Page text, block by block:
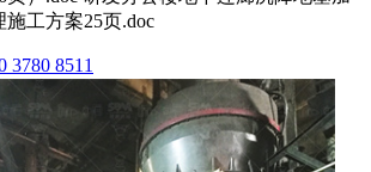
施工方案25页.doc
3780 8511